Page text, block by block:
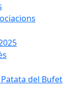
del Bufet